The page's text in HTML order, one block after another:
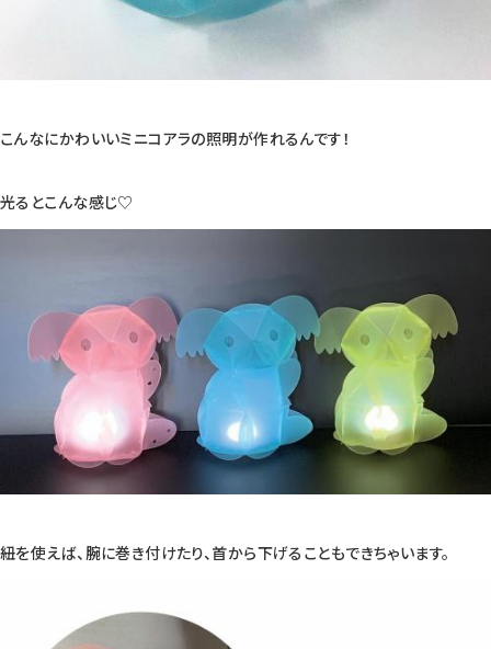
こんなにかわいいミニコアラの照明が作れるんです！
光るとこんな感じ♡
紐を使えば、腕に巻き付けたり、首から下げることもできちゃいます。